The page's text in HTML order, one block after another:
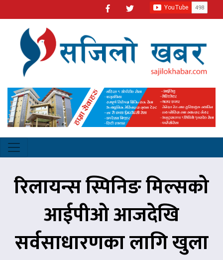
रिलायन्स स्पिनिङ मिल्सको
आईपीओ आजदेखि
सर्वसाधारणका लागि खुला